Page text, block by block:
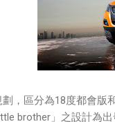
，區分為18度都會版
brother」之設計為